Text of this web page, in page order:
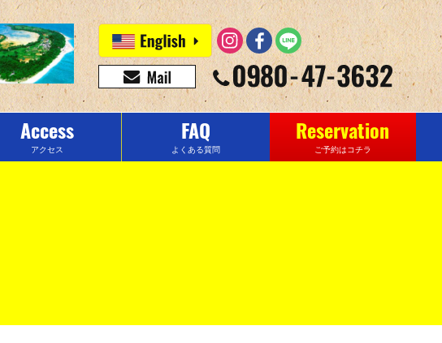
Access
アクセス
FAQ
よくある質問
Reservation
ご予約はコチラ